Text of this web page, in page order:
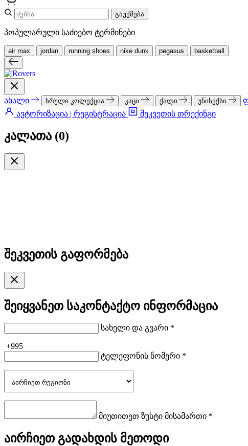
გაუქმება
პოპულარული საძიებო ტერმინები
air max jordan running shoes nike dunk pegasus basketball
ახალი სრული კოლექცია კაცი ქალი უნისექსი
ავტორიზაცია | რეგისტრაცია
შეკვეთის თრექინგი
კალათა (0)
შეკვეთის გაფორმება
შეიყვანეთ საკონტაქტო ინფორმაცია
სახელი და გვარი *
+995
ტელეფონის ნომერი *
მიუთითეთ ზუსტი მისამართი *
აირჩიეთ გადახდის მეთოდი